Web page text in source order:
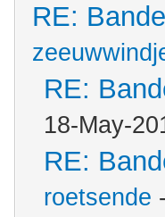
RE:
RE:
18-May-
RE:
roetsende